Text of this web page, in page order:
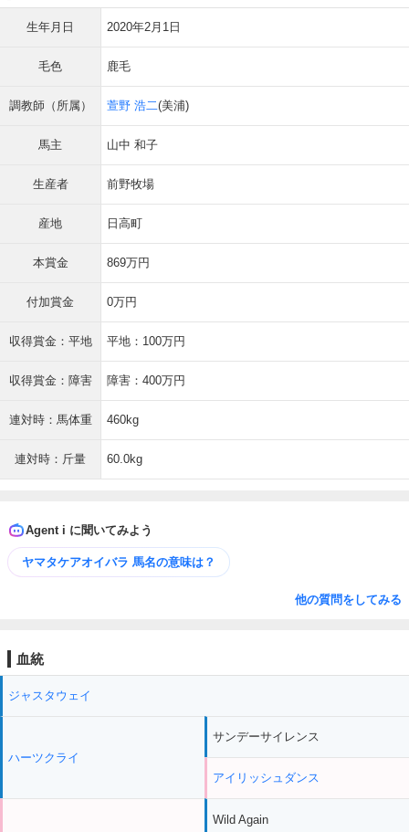
生年月日 2020年2月1日
毛色 鹿毛
調教師（所属） 萱野 浩二(美浦)
馬主 山中 和子
生産者 前野牧場
産地 日高町
本賞金 869万円
付加賞金 0万円
収得賞金：平地 平地：100万円
収得賞金：障害 障害：400万円
連対時：馬体重 460kg
連対時：斤量 60.0kg
Agent i に聞いてみよう
ヤマタケアオイバラ 馬名の意味は？
他の質問をしてみる
血統
ジャスタウェイ
ハーツクライ
サンデーサイレンス
アイリッシュダンス
Wild Again